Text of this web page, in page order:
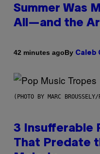
Summer Was
All—and the
42 minutes agoBy Caleb
(PHOTO BY MARC BROUSSELY/
3 Insufferable
That Predate